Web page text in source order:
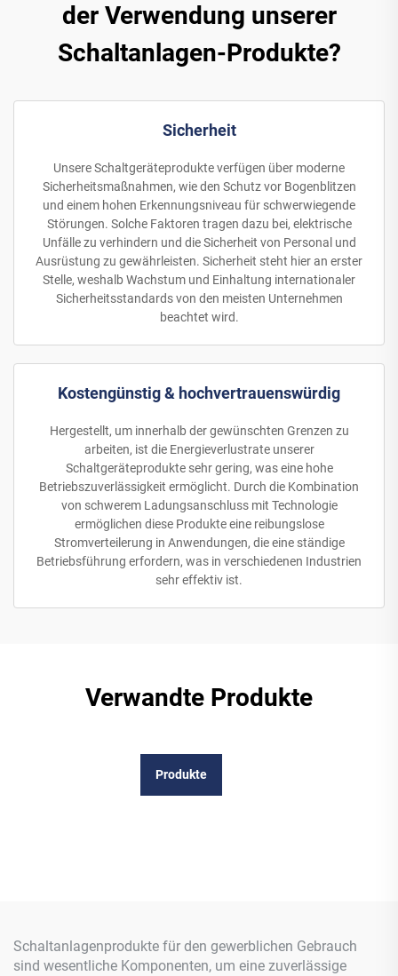
der Verwendung unserer
Schaltanlagen-Produkte?
Sicherheit
Unsere Schaltgeräteprodukte verfügen über moderne
Sicherheitsmaßnahmen, wie den Schutz vor Bogenblitzen
und einem hohen Erkennungsniveau für schwerwiegende
Störungen. Solche Faktoren tragen dazu bei, elektrische
Unfälle zu verhindern und die Sicherheit von Personal und
Ausrüstung zu gewährleisten. Sicherheit steht hier an erster
Stelle, weshalb Wachstum und Einhaltung internationaler
Sicherheitsstandards von den meisten Unternehmen
beachtet wird.
Kostengünstig & hochvertrauenswürdig
Hergestellt, um innerhalb der gewünschten Grenzen zu
arbeiten, ist die Energieverlustrate unserer
Schaltgeräteprodukte sehr gering, was eine hohe
Betriebszuverlässigkeit ermöglicht. Durch die Kombination
von schwerem Ladungsanschluss mit Technologie
ermöglichen diese Produkte eine reibungslose
Stromverteilerung in Anwendungen, die eine ständige
Betriebsführung erfordern, was in verschiedenen Industrien
sehr effektiv ist.
Verwandte Produkte
Produkte
Schaltanlagenprodukte für den gewerblichen Gebrauch
sind wesentliche Komponenten, um eine zuverlässige